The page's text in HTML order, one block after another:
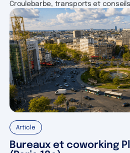
Croulebarbe, transports et
Article
Bureaux et coworking